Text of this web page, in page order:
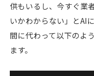
供もいるし、今すぐ業
いかわからない」とAI
間に代わって以下のよ
ます。